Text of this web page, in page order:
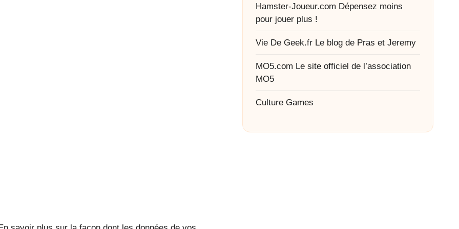
Hamster-Joueur.com Dépensez moins
pour jouer plus !
Vie De Geek.frLe blog de Pras et Jeremy
MO5.com Le site officiel de l’association
MO5
Culture Games